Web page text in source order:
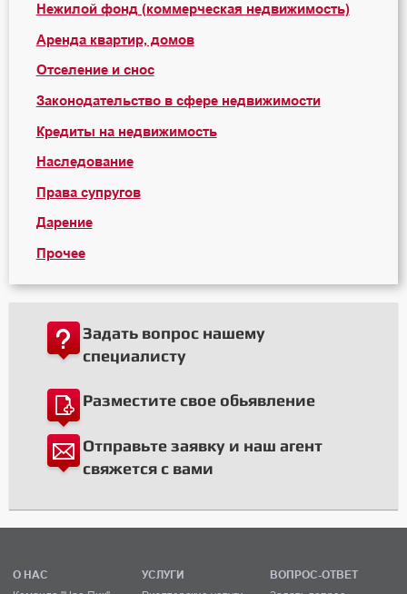
Нежилой фонд (коммерческая недвижимость)
Аренда квартир, домов
Отселение и снос
Законодательство в сфере недвижимости
Кредиты на недвижимость
Наследование
Права супругов
Дарение
Прочее
Задать вопрос нашему
специалисту
Разместите свое обьявление
Отправьте заявку и наш агент
свяжется с вами
О НАС
УСЛУГИ
ВОПРОС-ОТВЕТ